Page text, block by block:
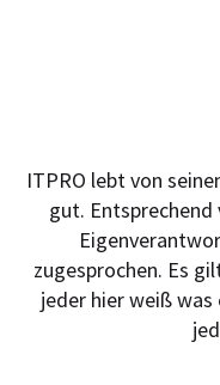
ITPRO lebt von
gut.
zugesprochen. Es
jeder hier weiß